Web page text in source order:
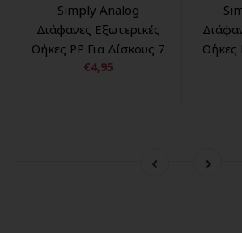
Simply Analog
Διάφανες Εξωτερικές
Θήκες PP Για Δίσκους 7
€4,95
Θήκες